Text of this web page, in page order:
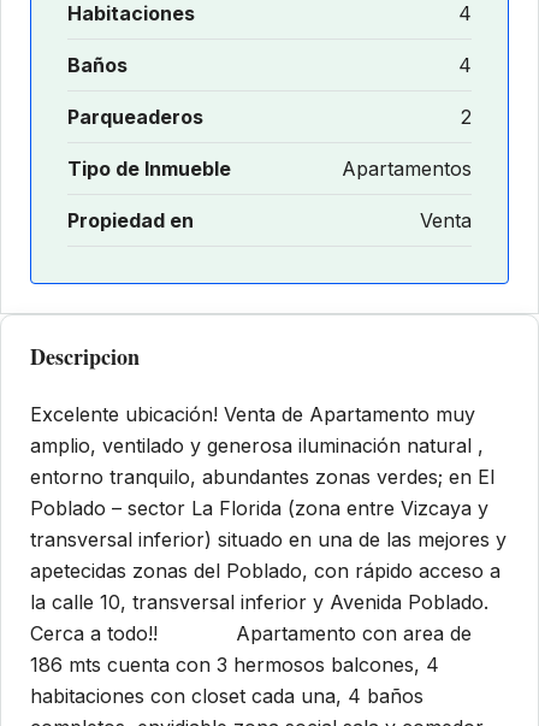
Habitaciones 4
Baños 4
Parqueaderos 2
Tipo de Inmueble Apartamentos
Propiedad en Venta
Descripcion
Excelente ubicación! Venta de Apartamento muy
amplio, ventilado y generosa iluminación natural ,
entorno tranquilo, abundantes zonas verdes; en El
Poblado – sector La Florida (zona entre Vizcaya y
transversal inferior) situado en una de las mejores y
apetecidas zonas del Poblado, con rápido acceso a
la calle 10, transversal inferior y Avenida Poblado.
Cerca a todo!! Apartamento con area de
186 mts cuenta con 3 hermosos balcones, 4
habitaciones con closet cada una, 4 baños